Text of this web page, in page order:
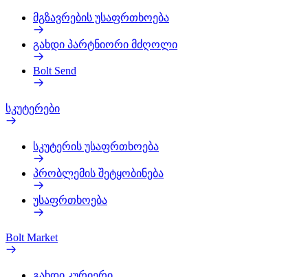
მგზავრების უსაფრთხოება
გახდი პარტნიორი მძღოლი
Bolt Send
სკუტერები
სკუტერის უსაფრთხოება
პრობლემის შეტყობინება
უსაფრთხოება
Bolt Market